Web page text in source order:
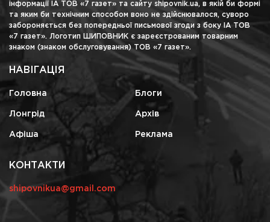
інформації ІА ТОВ «7 газет» та сайту shipovnik.ua, в якій би формі
та яким би технічним способом воно не здійснювалося, суворо
забороняється без попередньої письмової згоди з боку ІА ТОВ
«7 газет». Логотип ШИПОВНИК є зареєстрованим товарним
знаком (знаком обслуговування) ТОВ «7 газет».
НАВІГАЦІЯ
Головна Блоги
Лонгрід Архів
Афіша Реклама
КОНТАКТИ
shipovnikua@gmail.com